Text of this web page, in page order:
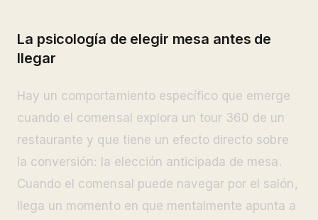
La psicología de elegir mesa antes de
llegar
Hay un comportamiento específico que emerge
cuando el comensal explora un tour 360 de un
restaurante y que tiene un efecto directo sobre
la conversión: la elección anticipada de mesa.
Cuando el comensal puede navegar por el salón,
llega un momento en que mentalmente apunta a